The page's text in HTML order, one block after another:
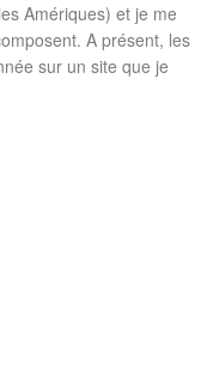
Amériques) et je me
A présent, les
sur un site que je